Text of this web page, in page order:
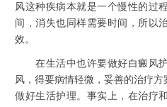
风这种疾病本就是一个慢性的过
间，消失也同样需要时间，所以
效。
在生活中也许要做好白癜风护
风，得要病情轻微，妥善的治疗
做好生活护理。事实上，在治疗